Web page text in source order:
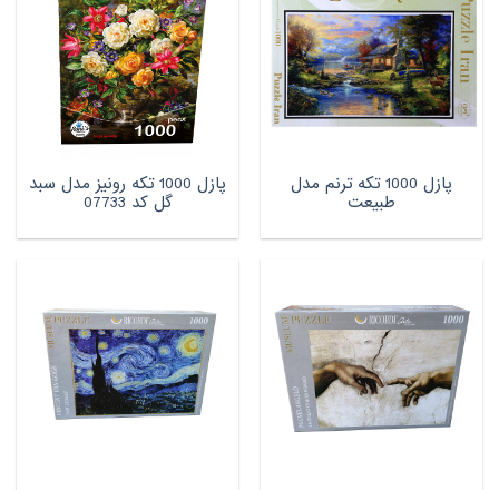
پازل 1000 تکه ترنم مدل
طبیعت
پازل 1000 تکه رونیز مدل سبد
گل کد 07733